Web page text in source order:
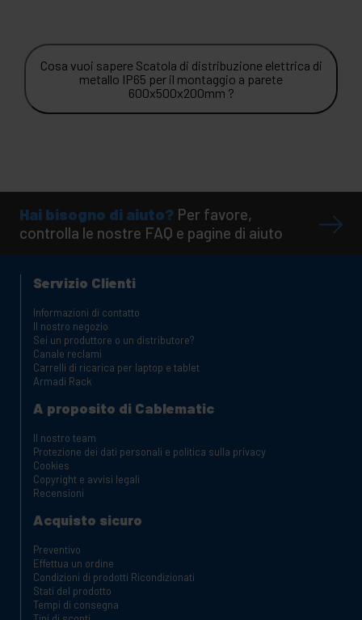
Cosa vuoi sapere Scatola di distribuzione elettrica di
metallo IP65 per il montaggio a parete
600x500x200mm ?
Hai bisogno di aiuto? Per favore,
controlla le nostre FAQ e pagine di aiuto
Servizio Clienti
Informazioni di contatto
Il nostro negozio
Sei un produttore o un distributore?
Canale reclami
Carrelli di ricarica per laptop e tablet
Armadi Rack
A proposito di Cablematic
Il nostro team
Protezione dei dati personali e politica sulla privacy
Cookies
Copyright e avvisi legali
Recensioni
Acquisto sicuro
Preventivo
Effettua un ordine
Condizioni di prodotti Ricondizionati
Stati del prodotto
Tempi di consegna